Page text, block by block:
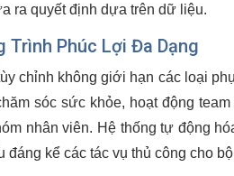
ra quyết định dựa trên dữ liệu.
Trình Phúc Lợi Đa Dạng
chỉnh không giới hạn các loại
sóc sức khỏe, hoạt động
nhân viên. Hệ thống tự động
kể các tác vụ thủ công cho